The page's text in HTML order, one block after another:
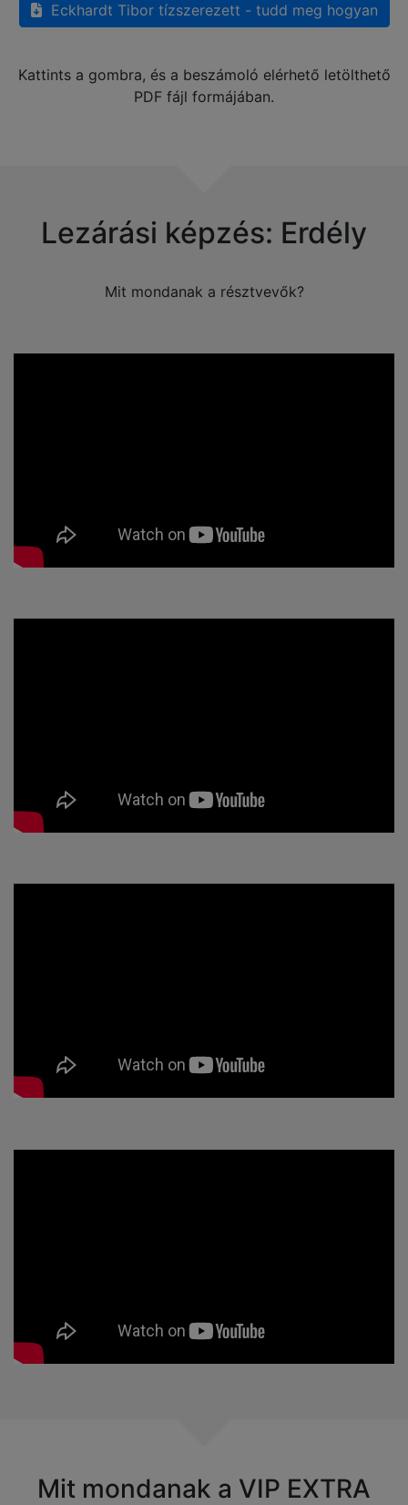
Eckhardt Tibor tízszerezett - tudd meg hogyan
Kattints a gombra, és a beszámoló elérhető letölthető
PDF fájl formájában.
Lezárási képzés: Erdély
Mit mondanak a résztvevők?
Mit mondanak a VIP EXTRA